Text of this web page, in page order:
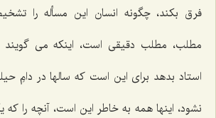
فرق بکند، چگونه انسان این مسأله را
مطلب، مطلب دقیقی است، اینکه می گویند
استاد بدهد برای این است که سالها در دامِ
نشود، اینها همه به خاطر این است، آنچه را